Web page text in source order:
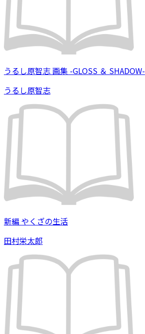
うるし原智志 画集 -GLOSS ＆ SHADOW-
うるし原智志
新編 やくざの生活
田村栄太郎